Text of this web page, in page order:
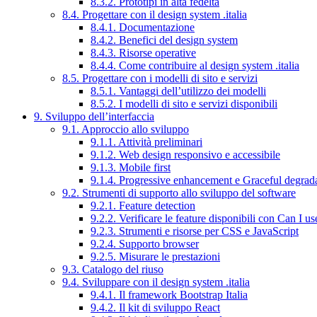
8.4. Progettare con il design system .italia
8.4.1. Documentazione
8.4.2. Benefici del design system
8.4.3. Risorse operative
8.4.4. Come contribuire al design system .italia
8.5. Progettare con i modelli di sito e servizi
8.5.1. Vantaggi dell’utilizzo dei modelli
8.5.2. I modelli di sito e servizi disponibili
9. Sviluppo dell’interfaccia
9.1. Approccio allo sviluppo
9.1.1. Attività preliminari
9.1.2. Web design responsivo e accessibile
9.1.3. Mobile first
9.1.4. Progressive enhancement e Graceful
9.2. Strumenti di supporto allo sviluppo del software
9.2.1. Feature detection
9.2.2. Verificare le feature disponibili con Can I
9.2.3. Strumenti e risorse per CSS e JavaScript
9.2.4. Supporto browser
9.2.5. Misurare le prestazioni
9.3. Catalogo del riuso
9.4. Sviluppare con il design system .italia
9.4.1. Il framework Bootstrap Italia
9.4.2. Il kit di sviluppo React